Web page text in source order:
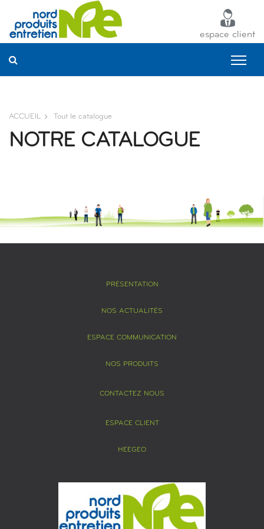
espace client
ACCUEIL Tout le catalogue
NOTRE CATALOGUE
PRÉSENTATION
NOS ACTUALITÉS
ESPACE COMMUNICATION
NOS PRODUITS
CONTACTEZ NOUS
ESPACE CLIENT
HEEGEO
Panneau de gestion des cookies